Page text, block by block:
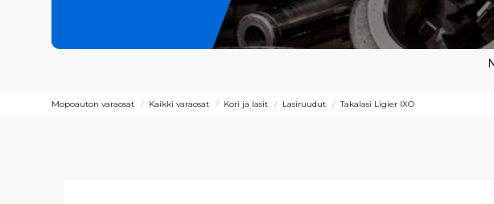
Mopoauton varaosat Kaikki varaosat Kori ja lasit Lasiruudut Takalasi Ligier IXO